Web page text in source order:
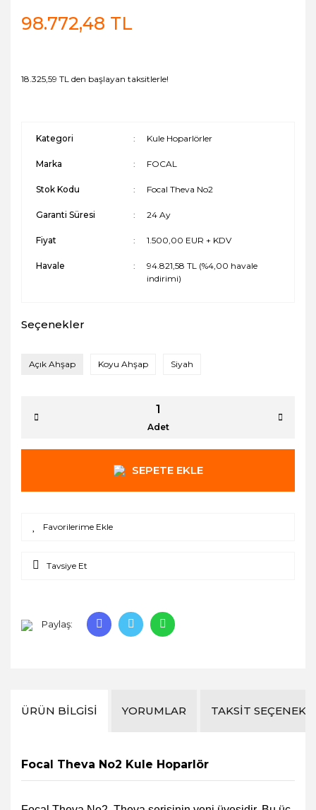
98.772,48 TL
18.325,59 TL den başlayan taksitlerle!
Kategori Kule Hoparlörler
Marka FOCAL
Stok Kodu Focal Theva No2
Garanti Süresi 24 Ay
Fiyat 1.500,00 EUR + KDV
Havale
94.821,58 TL (%4,00 havale
indirimi)
Seçenekler
Açık Ahşap Koyu Ahşap Siyah
Adet
SEPETE EKLE
Tavsiye Et
Paylaş:
ÜRÜN BILGISI YORUMLAR TAKSIT
Focal Theva No2 Kule Hoparlör